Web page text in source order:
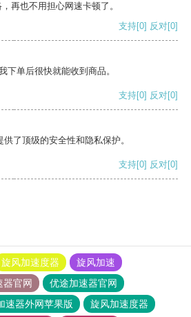
再也不用担心网速卡顿了。
支持[0] 反对[0]
下单后很快就能收到商品。
支持[0] 反对[0]
了顶级的安全性和隐私保护。
支持[0] 反对[0]
旋风加速度器
旋风加速
器官网
优途加速器官网
速器外网苹果版
旋风加速度器